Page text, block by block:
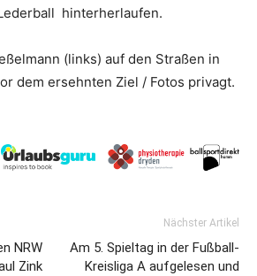
hinterherlaufen.
(links) auf den Straßen in
dem ersehnten Ziel / Fotos privagt.
NRW
Zink
Nächster Artikel
Am 5. Spieltag in der Fußball-
Kreisliga A aufgelesen und